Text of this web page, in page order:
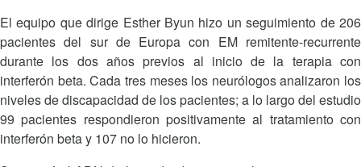
El equipo que dirige Esther Byun hizo un seguimiento de 206
pacientes del sur de Europa con EM remitente-recurrente
durante los dos años previos al inicio de la terapia con
interferón beta. Cada tres meses los neurólogos analizaron los
niveles de discapacidad de los pacientes; a lo largo del estudio
99 pacientes respondieron positivamente al tratamiento con
interferón beta y 107 no lo hicieron.